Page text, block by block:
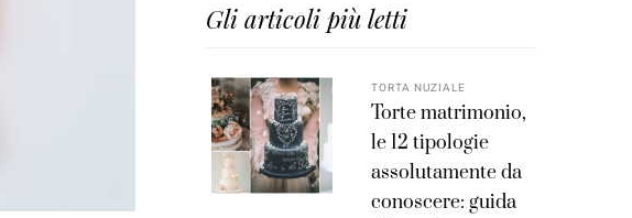
Gli articoli più letti
TORTA NUZIALE
Torte matrimonio,
le 12 tipologie
assolutamente da
conoscere: guida